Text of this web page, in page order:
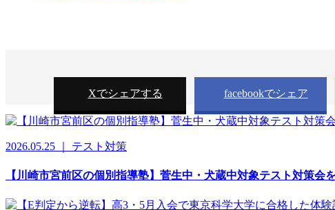
Xでシェアする facebookでシェア
2026.05.25 ｜ テスト対策
【川崎市宮前区の個別指導塾】菅生中・犬蔵中対象テスト対策会